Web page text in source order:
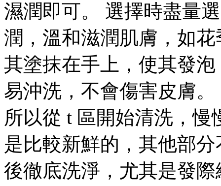
濕潤即可。 選擇時盡量
潤，溫和滋潤肌膚，如
其塗抹在手上，使其發
易沖洗，不會傷害皮膚
所以從 t 區開始清洗，
是比較新鮮的，其他部
後徹底洗淨，尤其是發